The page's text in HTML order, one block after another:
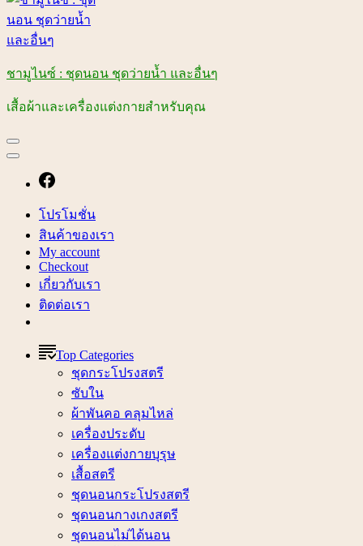
ชามูไนซ์ : ชุดนอน ชุดว่ายน้ำ และอื่นๆ
เสื้อผ้าและเครื่องแต่งกายสำหรับคุณ
โปรโมชั่น
สินค้าของเรา
My account
Checkout
เกี่ยวกับเรา
ติดต่อเรา
Top Categories
ชุดกระโปรงสตรี
ซับใน
ผ้าพันคอ คลุมไหล่
เครื่องประดับ
เครื่องแต่งกายบุรุษ
เสื้อสตรี
ชุดนอนกระโปรงสตรี
ชุดนอนกางเกงสตรี
ชุดนอนไม่ได้นอน